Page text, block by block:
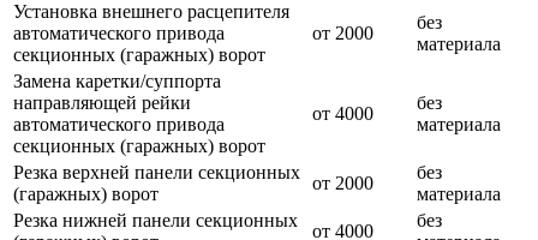
Установка внешнего расцепителя
автоматического привода
секционных (гаражных) ворот
от 2000
без
материала
Замена каретки/суппорта
направляющей рейки
автоматического привода
секционных (гаражных) ворот
от 4000
без
материала
Резка верхней панели секционных
(гаражных) ворот
от 2000
без
материала
Резка нижней панели секционных
от 4000
без